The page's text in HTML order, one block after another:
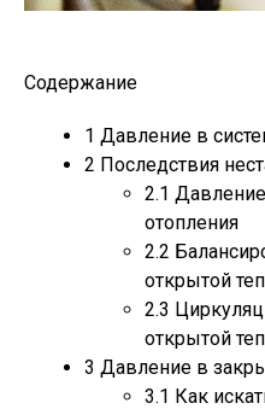
Содержание
1 Давление в
2 Последствия
2.1
отопления
2.2
открытой
2.3
открытой
3 Давление в
3.1 Как